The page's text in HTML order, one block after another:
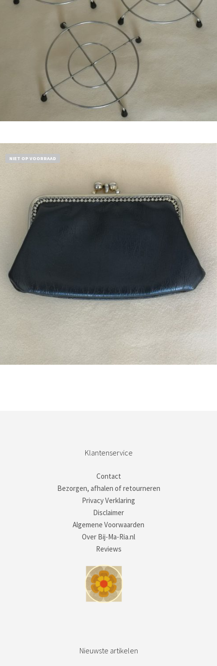
€11,50
NIET OP VOORRAAD
Klantenservice
Contact
Bezorgen, afhalen of retourneren
Privacy Verklaring
Disclaimer
Algemene Voorwaarden
Over Bij-Ma-Ria.nl
Reviews
Nieuwste artikelen